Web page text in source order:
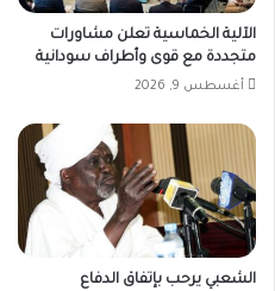
الآلية الخماسية تعلن مشاورات
متجددة مع قوى وأطراف سودانية
أغسطس 9, 2026
الشعبي يرحب بإتفاق الدفاع